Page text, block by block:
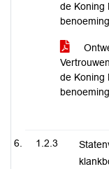
de Koning
de Koning
1.2.3